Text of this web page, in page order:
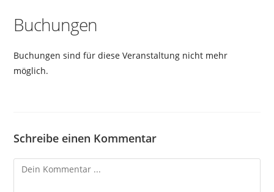
Buchungen
Buchungen sind für diese Veranstaltung nicht mehr
möglich.
Schreibe einen Kommentar
Kommentieren